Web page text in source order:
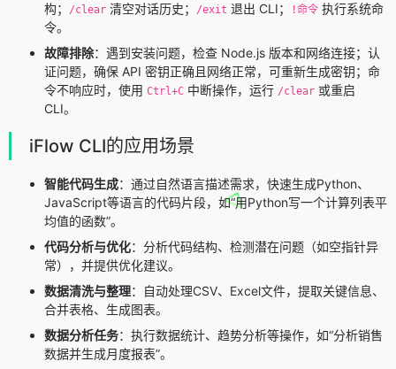
构；
/clear 清空对话历史； /exit 退出 CLI； !命令 执行系统命
令。
故障排除：遇到安装问题，检查 Node.js 版本和网络连接；认
证问题，确保 API 密钥正确且网络正常，可重新生成密钥；命
令不响应时，使用 Ctrl+C 中断操作，运行 /clear 或重启
CLI。
iFlow CLI的应用场景
智能代码生成：通过自然语言描述需求，快速生成Python、
JavaScript等语言的代码片段，如“用Python写一个计算列表平
均值的函数”。
代码分析与优化：分析代码结构、检测潜在问题（如空指针异
常），并提供优化建议。
数据清洗与整理：自动处理CSV、Excel文件，提取关键信息、
合并表格、生成图表。
数据分析任务：执行数据统计、趋势分析等操作，如“分析销售
数据并生成月度报表”。